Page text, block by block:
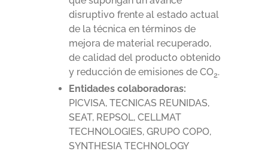
disruptivo frente al estado actual
de la técnica en términos de
mejora de material recuperado,
de calidad del producto obtenido
y reducción de emisiones de CO2.
Entidades colaboradoras:
PICVISA, TECNICAS REUNIDAS,
SEAT, REPSOL, CELLMAT
TECHNOLOGIES, GRUPO COPO,
SYNTHESIA TECHNOLOGY